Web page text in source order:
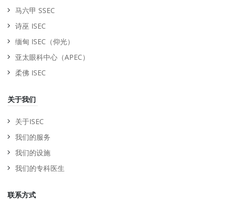
马六甲 SSEC
诗巫 ISEC
缅甸 ISEC（仰光）
亚太眼科中心（APEC）
柔佛 ISEC
关于我们
关于ISEC
我们的服务
我们的设施
我们的专科医生
联系方式